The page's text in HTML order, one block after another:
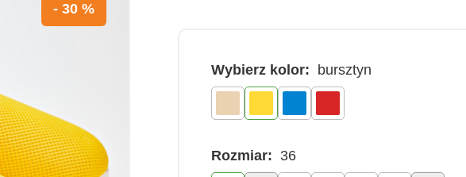
- 30 %
Wybierz kolor: bursztyn
Rozmiar: 36